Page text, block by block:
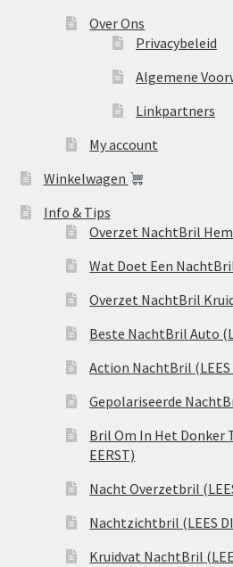
Over Ons
Privacybeleid
Algemene
Linkpartners
My account
Winkelwagen
Info & Tips
Overzet NachtBril
Wat Doet Een
Overzet NachtBril
Beste NachtBril Auto
Action NachtBril (LEES
Gepolariseerde
Bril Om In Het Donker
EERST)
Nacht Overzetbril
Nachtzichtbril (LEES
Kruidvat NachtBril